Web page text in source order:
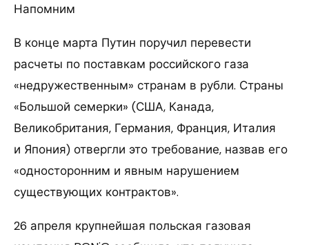
Напомним
В конце марта Путин поручил перевести
расчеты по поставкам российского газа
«недружественным» странам в рубли. Страны
«Большой семерки» (США, Канада,
Великобритания, Германия, Франция, Италия
и Япония) отвергли это требование, назвав его
«односторонним и явным нарушением
существующих контрактов».
26 апреля крупнейшая польская газовая